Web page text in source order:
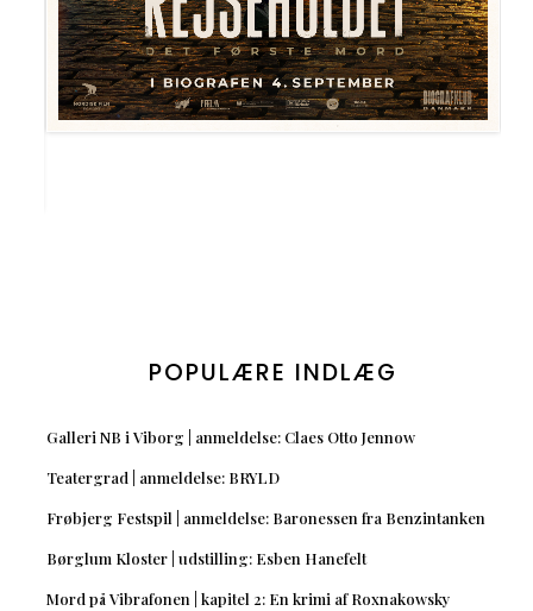
POPULÆRE INDLÆG
Galleri NB i Viborg | anmeldelse: Claes Otto Jennow
Teatergrad | anmeldelse: BRYLD
Frøbjerg Festspil | anmeldelse: Baronessen fra Benzintanken
Børglum Kloster | udstilling: Esben Hanefelt
Mord på Vibrafonen | kapitel 2: En krimi af Roxnakowsky